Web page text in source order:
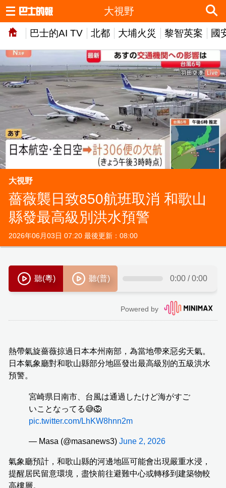
巴士的AI TV 北都 大埔火災 黎智英案 國
大視野
大視野
薔薇襲日致850航班取消 和歌山
縣發最高級別洪水預警
2026年06月03日 07:20 最後更新：08:00
熱帶氣旋薔薇掠過日本本州南部，為當地帶來惡劣天氣。
日本氣象廳對和歌山縣部分地區發出最高級別的五級洪水
預警。
宮崎県日南市、台風は通過したけど海がすご
いことなってる😅🦁
pic.twitter.com/LhKW8hnn2m
— Masa (@masanews3) June 2, 2026
氣象廳預計，和歌山縣的河邊地區可能會出現嚴重水浸，
提醒居民留意環境，盡快前往避難中心或轉移到建築物較
高樓層。